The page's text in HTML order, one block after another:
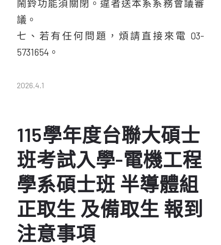
鬧鈴功能須關閉。違者送本系系務會議審
議。
七、若有任何問題，煩請直接來電 03-
5731654。
2026.4.1
115學年度台聯大碩士
班考試入學-電機工程
學系碩士班 半導體組
正取生 及備取生 報到
注意事項